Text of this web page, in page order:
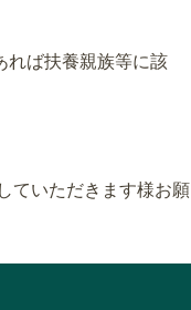
れば扶養親族等に該
ていただきます様お願